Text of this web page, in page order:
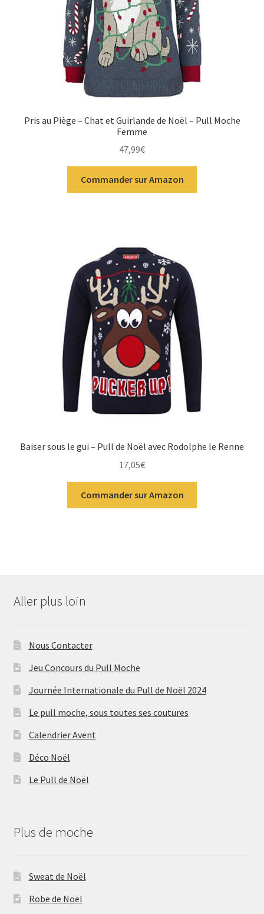
Pris au Piège – Chat et Guirlande de Noël – Pull Moche
Femme
47,99€
Commander sur Amazon
Baiser sous le gui – Pull de Noël avec Rodolphe le Renne
17,05€
Commander sur Amazon
Aller plus loin
Nous Contacter
Jeu Concours du Pull Moche
Journée Internationale du Pull de Noël 2024
Le pull moche, sous toutes ses coutures
Calendrier Avent
Déco Noël
Le Pull de Noël
Plus de moche
Sweat de Noël
Robe de Noël